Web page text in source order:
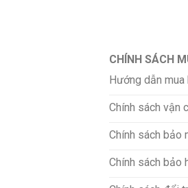
CHÍNH SÁCH
Hướng dẫn mua
Chính sách vận
Chính sách bảo
Chính sách bảo